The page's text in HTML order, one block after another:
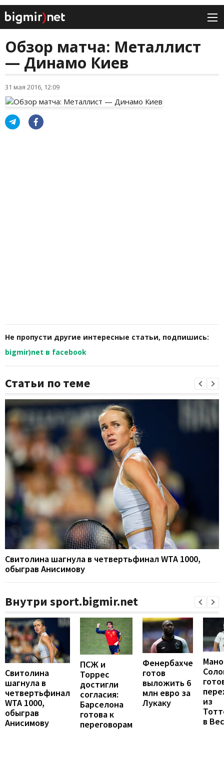
Обзор матча: Металлист
— Динамо Киев
31 мая 2016, 12:09
Не пропусти другие интересные статьи, подпишись:
bigmir)net в facebook
Статьи по теме
Свитолина шагнула в четвертьфинал WTA 1000,
обыграв Анисимову
Внутри sport.bigmir.net
Свитолина
шагнула в
четвертьфинал
WTA 1000,
обыграв
Анисимову
ПСЖ и
Торрес
достигли
согласия:
Барселона
готова к
переговорам
Фенербахче
готов
выложить 6
млн евро за
Лукаку
из
в